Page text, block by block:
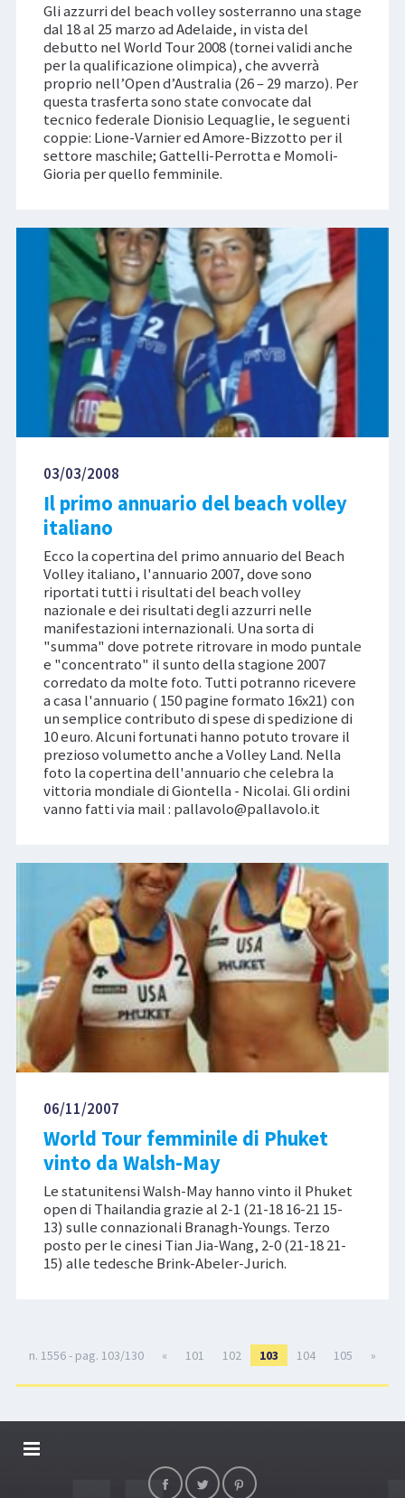
Gli azzurri del beach volley sosterranno una stage
dal 18 al 25 marzo ad Adelaide, in vista del
debutto nel World Tour 2008 (tornei validi anche
per la qualificazione olimpica), che avverrà
proprio nell’Open d’Australia (26 – 29 marzo). Per
questa trasferta sono state convocate dal
tecnico federale Dionisio Lequaglie, le seguenti
coppie: Lione-Varnier ed Amore-Bizzotto per il
settore maschile; Gattelli-Perrotta e Momoli-
Gioria per quello femminile.
03/03/2008
Il primo annuario del beach volley
italiano
Ecco la copertina del primo annuario del Beach
Volley italiano, l'annuario 2007, dove sono
riportati tutti i risultati del beach volley
nazionale e dei risultati degli azzurri nelle
manifestazioni internazionali. Una sorta di
"summa" dove potrete ritrovare in modo puntale
e "concentrato" il sunto della stagione 2007
corredato da molte foto. Tutti potranno ricevere
a casa l'annuario ( 150 pagine formato 16x21) con
un semplice contributo di spese di spedizione di
10 euro. Alcuni fortunati hanno potuto trovare il
prezioso volumetto anche a Volley Land. Nella
foto la copertina dell'annuario che celebra la
vittoria mondiale di Giontella - Nicolai. Gli ordini
vanno fatti via mail : pallavolo@pallavolo.it
06/11/2007
World Tour femminile di Phuket
vinto da Walsh-May
Le statunitensi Walsh-May hanno vinto il Phuket
open di Thailandia grazie al 2-1 (21-18 16-21 15-
13) sulle connazionali Branagh-Youngs. Terzo
posto per le cinesi Tian Jia-Wang, 2-0 (21-18 21-
15) alle tedesche Brink-Abeler-Jurich.
n. 1556 - pag. 103/130 « 101 102 103 104 105 »
DALLARIVOLLEY SOSTIENE